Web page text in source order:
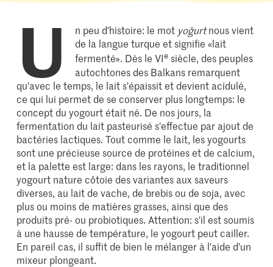
U n peu d'histoire: le mot yoğurtnous vient
de la langue turque et signifie «lait
fermenté». Dès le VIe siècle, des peuples
autochtones des Balkans remarquent
qu'avec le temps, le lait s'épaissit et devient acidulé,
ce qui lui permet de se conserver plus longtemps: le
concept du yogourt était né. De nos jours, la
fermentation du lait pasteurisé s'effectue par ajout de
bactéries lactiques. Tout comme le lait, les yogourts
sont une précieuse source de protéines et de calcium,
et la palette est large: dans les rayons, le traditionnel
yogourt nature côtoie des variantes aux saveurs
diverses, au lait de vache, de brebis ou de soja, avec
plus ou moins de matières grasses, ainsi que des
produits pré- ou probiotiques. Attention: s'il est soumis
à une hausse de température, le yogourt peut cailler.
En pareil cas, il suffit de bien le mélanger à l'aide d'un
mixeur plongeant.